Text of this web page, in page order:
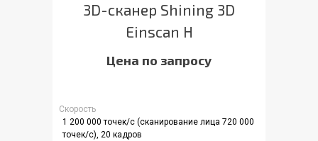
3D-сканер Shining 3D
Einscan H
Цена по запросу
Скорость
1 200 000 точек/с (сканирование лица 720 000
точек/с), 20 кадров